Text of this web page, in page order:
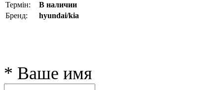
Термін:
В наличии
Бренд:
hyundai/kia
* Ваше имя